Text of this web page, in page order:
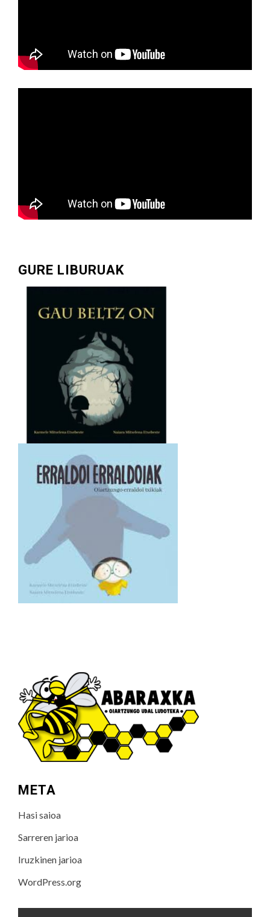
GURE LIBURUAK
META
Hasi saioa
Sarreren jarioa
Iruzkinen jarioa
WordPress.org